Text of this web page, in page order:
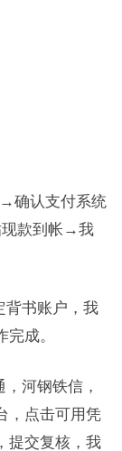
确认支付系统
现款到帐→我
背书账户，我
成。
河钢铁信，
，点击可用凭
提交复核，我